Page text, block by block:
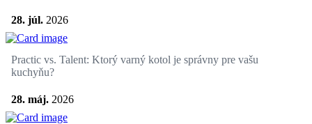
28. júl. 2026
Practic vs. Talent: Ktorý varný kotol je správny pre vašu
kuchyňu?
28. máj. 2026